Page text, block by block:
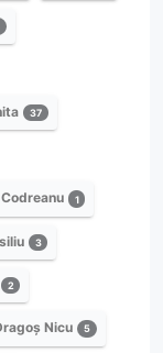
37
1
3
2
Nicu 5